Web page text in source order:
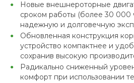
Новые внешнероторные
сроком работы (более 30 000
надежную и долговечную
Обновленная конструкция
устройство компактнее и
сохранив высокую
Радикально сниженный
комфорт при использовании